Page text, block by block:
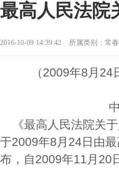
最高人民法院
2016-10-09 14:39:42 所属类别：常
（2009年8月
《最高人民法院关于
于2009年8月24日由
布，自2009年11月20